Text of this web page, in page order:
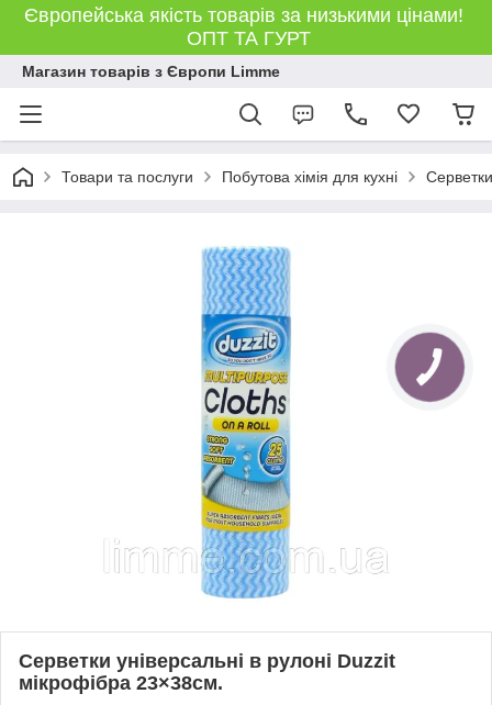
Європейська якість товарів за низькими цінами!
ОПТ ТА ГУРТ
Магазин товарів з Європи Limme
Товари та послуги Побутова хімія для кухні
Серветки універсальні в рулоні Duzzit
мікрофібра 23×38см.
КНОПКА
ЗВ'ЯЗКУ